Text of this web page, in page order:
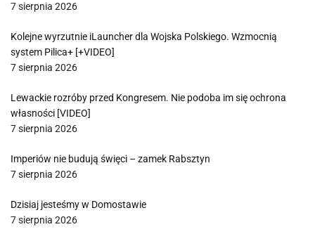
7 sierpnia 2026
Kolejne wyrzutnie iLauncher dla Wojska Polskiego. Wzmocnią
system Pilica+ [+VIDEO]
7 sierpnia 2026
Lewackie rozróby przed Kongresem. Nie podoba im się ochrona
własności [VIDEO]
7 sierpnia 2026
Imperiów nie budują święci – zamek Rabsztyn
7 sierpnia 2026
Dzisiaj jesteśmy w Domostawie
7 sierpnia 2026